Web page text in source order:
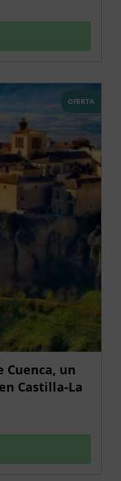
OFERTA
Cuenca, un
Castilla-La